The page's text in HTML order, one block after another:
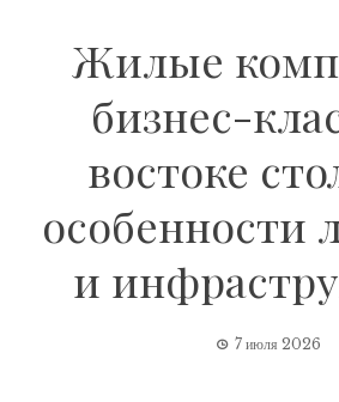
Жилые
бизнес-
востоке
особенности
и
7 июля 2026